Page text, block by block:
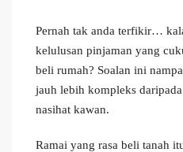
Pernah tak anda terfikir…
kelulusan pinjaman yang
beli rumah? Soalan ini
jauh lebih kompleks
nasihat kawan.
Ramai yang rasa beli tanah